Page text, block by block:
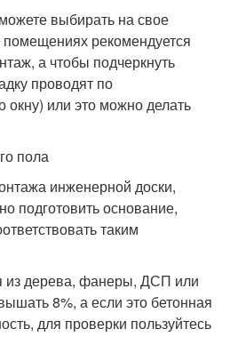
выбирать на свое
помещениях рекомендуется
а чтобы подчеркнуть
проводят по
окну) или это можно делать
пола
инженерной доски,
подготовить основание,
таким
из дерева, фанеры, ДСП или
8%, а если это бетонная
для проверки пользуйтесь